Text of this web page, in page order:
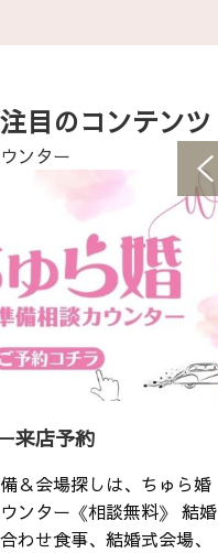
注目のコンテンツ
ンター
来店予約
＆会場探しは、ちゅら婚
ンター《相談無料》 結婚
わせ食事、結婚式会場、